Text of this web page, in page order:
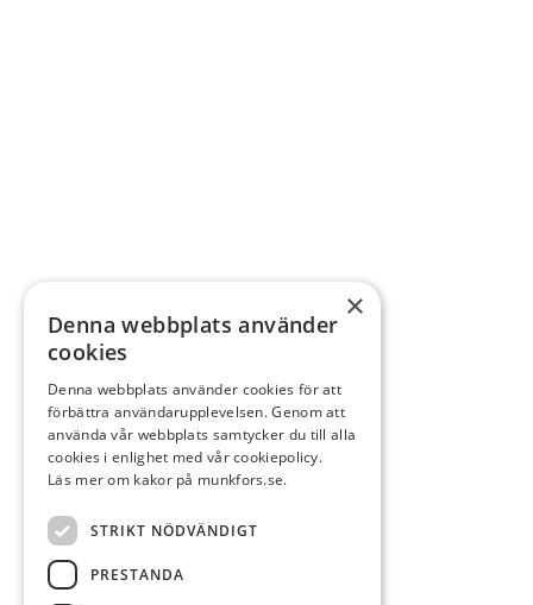
×
Denna webbplats använder
cookies
Denna webbplats använder cookies för att
förbättra användarupplevelsen. Genom att
använda vår webbplats samtycker du till alla
cookies i enlighet med vår cookiepolicy.
Läs mer om kakor på munkfors.se.
STRIKT NÖDVÄNDIGT
PRESTANDA